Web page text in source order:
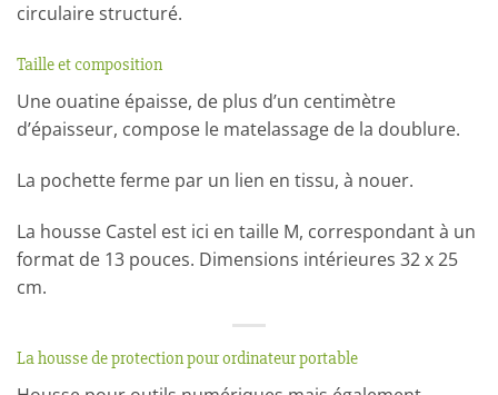
circulaire structuré.
Taille et composition
Une ouatine épaisse, de plus d’un centimètre
d’épaisseur, compose le matelassage de la doublure.
La pochette ferme par un lien en tissu, à nouer.
La housse Castel est ici en taille M, correspondant à un
format de 13 pouces. Dimensions intérieures 32 x 25
cm.
La housse de protection pour ordinateur portable